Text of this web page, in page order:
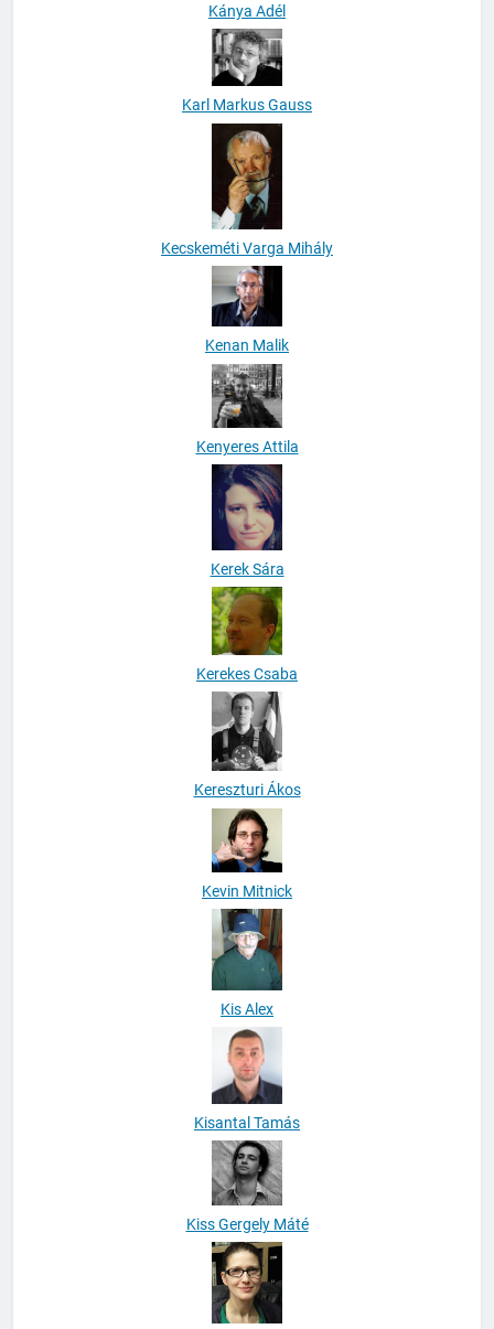
Kánya Adél
Karl Markus Gauss
Kecskeméti Varga Mihály
Kenan Malik
Kenyeres Attila
Kerek Sára
Kerekes Csaba
Kereszturi Ákos
Kevin Mitnick
Kis Alex
Kisantal Tamás
Kiss Gergely Máté